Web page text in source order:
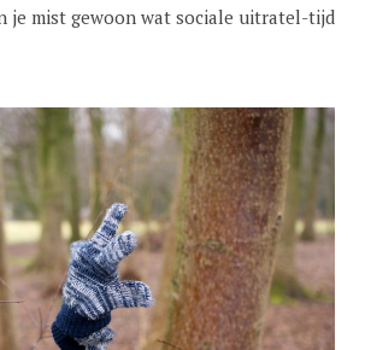
je mist gewoon wat sociale uitratel-tijd